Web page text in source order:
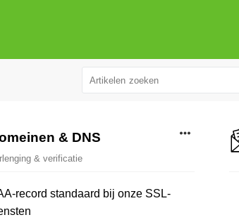
& DNS
& verificatie
record standaard bij onze SSL-